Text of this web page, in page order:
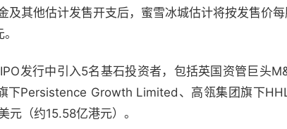
及其他估计发售开支后，蜜雪冰城估计将按发售价
发行中引入5名基石投资者，包括英国资管巨头
下Persistence Growth Limited、高瓴集团旗下
（约15.58亿港元）。